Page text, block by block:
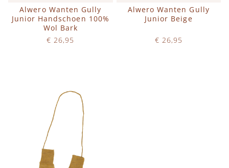
Alwero Wanten Gully
Junior Handschoen 100%
Wol Bark
€ 26,95
Alwero Wanten Gully
Junior Beige
€ 26,95